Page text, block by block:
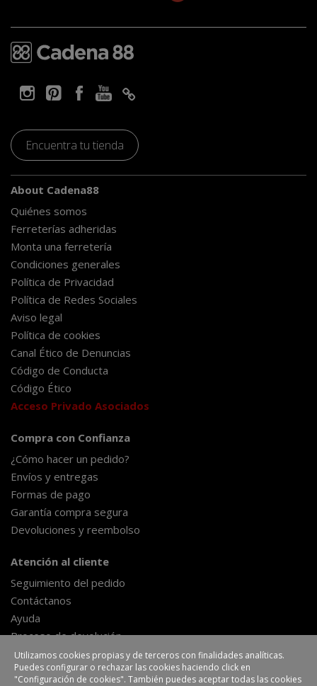
Encuentra tu tienda
About Cadena88
Quiénes somos
Ferreterías adheridas
Monta una ferretería
Condiciones generales
Política de Privacidad
Política de Redes Sociales
Aviso legal
Política de cookies
Canal Ético de Denuncias
Código de Conducta
Código Ético
Acceso Privado Asociados
Compra con Confianza
¿Cómo hacer un pedido?
Envíos y entregas
Formas de pago
Garantía compra segura
Devoluciones y reembolso
Atención al cliente
Seguimiento del pedido
Contáctanos
Ayuda
Proceso de devolución
Formulario de desestimiento
Utilizamos cookies propias y de terceros con finalidades analíticas.
Puedes configurar o rechazar las cookies haciendo click en
"Configuración de cookies". También puedes aceptar todas las cookies